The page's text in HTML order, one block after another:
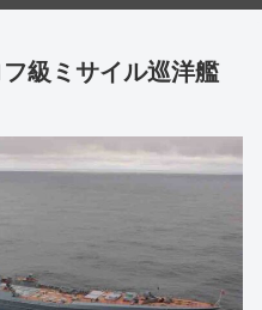
級ミサイル巡洋艦